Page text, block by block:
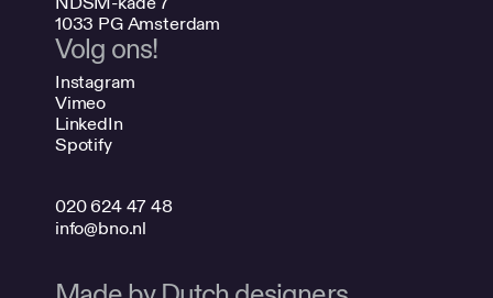
1033 PG Amsterdam
Volg ons!
Instagram
Vimeo
LinkedIn
Spotify
020 624 47 48
info@bno.nl